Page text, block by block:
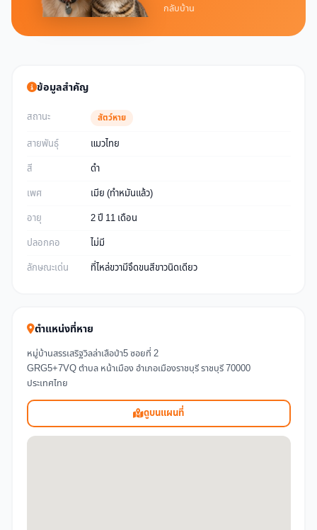
กลับบ้าน
ข้อมูลสำคัญ
สถานะ สัตว์หาย
สายพันธุ์
แมวไทย
สี
ดำ
เพศ
เมีย (ทำหมันแล้ว)
อายุ
2 ปี 11 เดือน
ปลอกคอ
ไม่มี
ลักษณะเด่น
ที่ไหล่ขวามีจึดขนสีขาวนิดเดียว
ตำแหน่งที่หาย
หมู่บ้านสรรเสริฐวิลล่าเสือป่า5 ซอยที่ 2
GRG5+7VQ ตำบล หน้าเมือง อำเภอเมืองราชบุรี ราชบุรี 70000
ประเทศไทย
ดูบนแผนที่